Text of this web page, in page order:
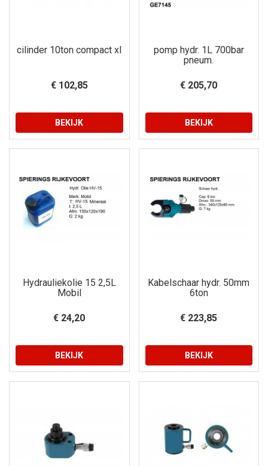
cilinder 10ton compact xl
€ 102,85
BEKIJK
pomp hydr. 1L 700bar
pneum.
€ 205,70
BEKIJK
Hydrauliekolie 15 2,5L
Mobil
€ 24,20
BEKIJK
Kabelschaar hydr. 50mm
6ton
€ 223,85
BEKIJK